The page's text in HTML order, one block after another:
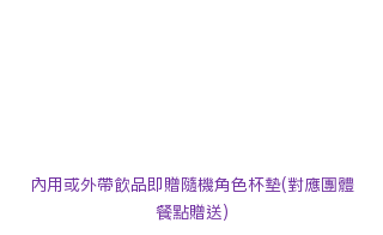
內用或外帶飲品即贈隨機角色杯墊(對應團體
餐點贈送)